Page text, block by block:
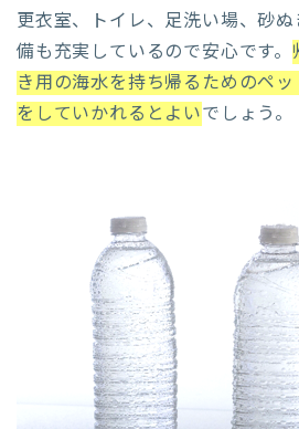
更衣室、トイレ、足洗い場、砂
備も充実しているので安心です。
き用の海水を持ち帰るためのペ
をしていかれるとよいでしょう。